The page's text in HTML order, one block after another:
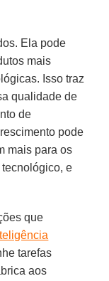
Ela pode
mais
Isso traz
qualidade de
de
pode
mais para os
e
que
tarefas
aos